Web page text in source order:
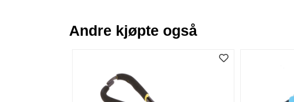
Andre kjøpte også